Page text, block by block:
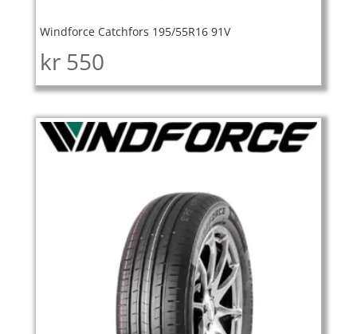
Windforce Catchfors 195/55R16 91V
kr 550